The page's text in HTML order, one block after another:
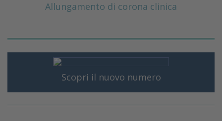
Allungamento di corona clinica
Scopri il nuovo numero